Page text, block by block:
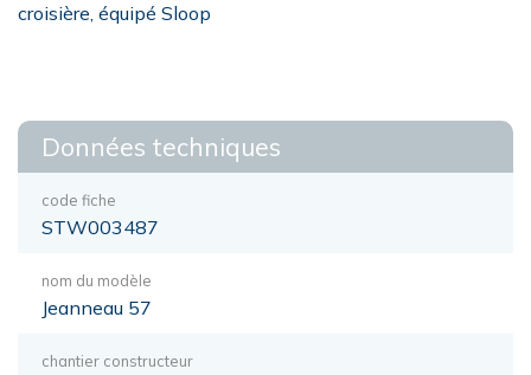
croisière, équipé Sloop
Données techniques
code fiche
STW003487
nom du modèle
Jeanneau 57
chantier constructeur